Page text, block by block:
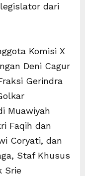
dari
Komisi X
Deni Cagur
Gerindra
Muawiyah
Faqih dan
Coryati, dan
Staf Khusus
Srie